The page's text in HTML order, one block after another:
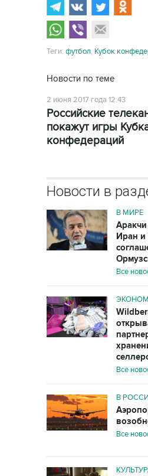
Теги: футбол, Кубок
Новости по теме
2 июня 2017 года 12:43
Российские
покажут игры
конфедераций
Новости в
В МИРЕ
Иран и
Все
Все
В
Все